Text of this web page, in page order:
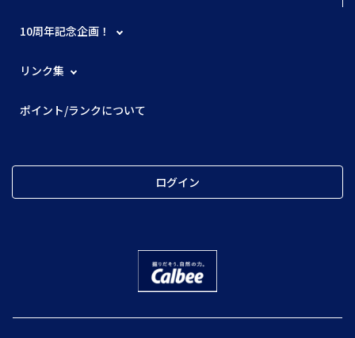
10周年記念企画！
リンク集
ポイント/ランクについて
ログイン